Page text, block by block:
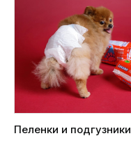
Пеленки и подгузники